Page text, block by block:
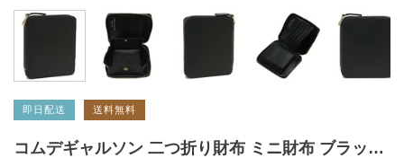
即日配送 送料無料
コムデギャルソン 二つ折り財布 ミニ財布 ブラック メンズ レディース ユニセックス COMME des GARCONS SA2100